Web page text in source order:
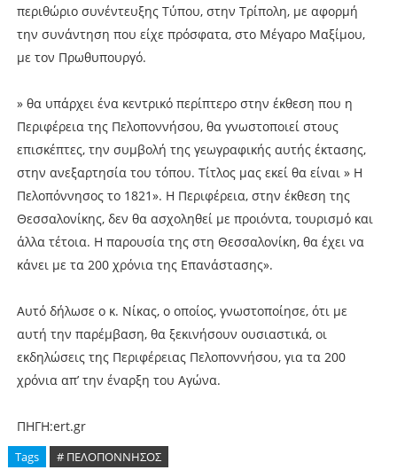
περιθώριο συνέντευξης Τύπου, στην Τρίπολη, με αφορμή
την συνάντηση που είχε πρόσφατα, στο Μέγαρο Μαξίμου,
με τον Πρωθυπουργό.
» θα υπάρχει ένα κεντρικό περίπτερο στην έκθεση που η
Περιφέρεια της Πελοποννήσου, θα γνωστοποιεί στους
επισκέπτες, την συμβολή της γεωγραφικής αυτής έκτασης,
στην ανεξαρτησία του τόπου. Τίτλος μας εκεί θα είναι » Η
Πελοπόννησος το 1821». Η Περιφέρεια, στην έκθεση της
Θεσσαλονίκης, δεν θα ασχοληθεί με προιόντα, τουρισμό και
άλλα τέτοια. Η παρουσία της στη Θεσσαλονίκη, θα έχει να
κάνει με τα 200 χρόνια της Επανάστασης».
Αυτό δήλωσε ο κ. Νίκας, ο οποίος, γνωστοποίησε, ότι με
αυτή την παρέμβαση, θα ξεκινήσουν ουσιαστικά, οι
εκδηλώσεις της Περιφέρειας Πελοποννήσου, για τα 200
χρόνια απ’ την έναρξη του Αγώνα.
ΠΗΓΗ:ert.gr
Tags # ΠΕΛΟΠΟΝΝΗΣΟΣ